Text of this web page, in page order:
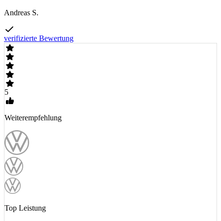
Andreas S.
verifizierte Bewertung
5
Weiterempfehlung
Top Leistung